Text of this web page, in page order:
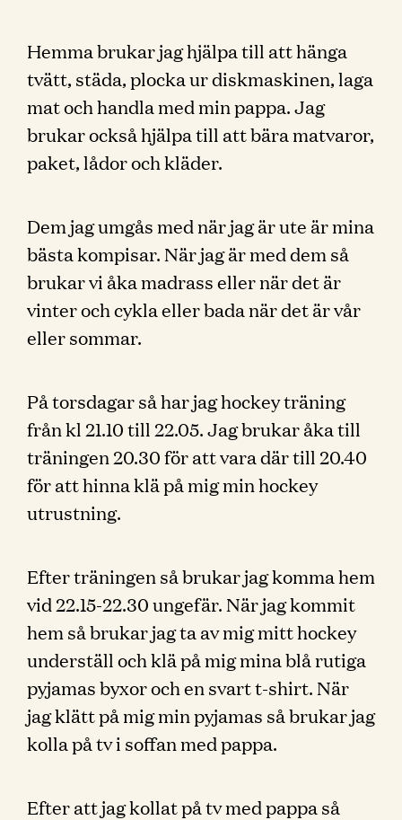
Hemma brukar jag hjälpa till att hänga
tvätt, städa, plocka ur diskmaskinen, laga
mat och handla med min pappa. Jag
brukar också hjälpa till att bära matvaror,
paket, lådor och kläder.
Dem jag umgås med när jag är ute är mina
bästa kompisar. När jag är med dem så
brukar vi åka madrass eller när det är
vinter och cykla eller bada när det är vår
eller sommar.
På torsdagar så har jag hockey träning
från kl 21.10 till 22.05. Jag brukar åka till
träningen 20.30 för att vara där till 20.40
för att hinna klä på mig min hockey
utrustning.
Efter träningen så brukar jag komma hem
vid 22.15-22.30 ungefär. När jag kommit
hem så brukar jag ta av mig mitt hockey
underställ och klä på mig mina blå rutiga
pyjamas byxor och en svart t-shirt. När
jag klätt på mig min pyjamas så brukar jag
kolla på tv i soffan med pappa.
Efter att jag kollat på tv med pappa så